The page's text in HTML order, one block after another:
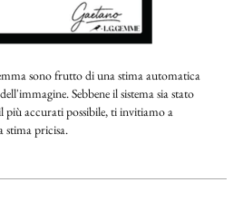
sono frutto di una stima automatica
Sebbene il sistema sia stato
accurati possibile, ti invitiamo a
stima pricisa.